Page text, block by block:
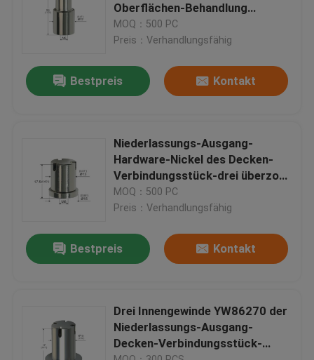
Videos
Über uns
Qualitätskontrolle
Fordern Sie ein Zitat
Flugzeug-Kabel-Greifer
Justierbares Kabel-Greifer
Oberflächen-Behandlung
12*26mm YW86272
MOQ：500 PC
Preis：Verhandlungsfähig
Bestpreis Kontakt
Niederlassungs-Ausgang-
Hardware-Nickel des Decken-
Verbindungsstück-drei überzog
YW86271
MOQ：500 PC
Preis：Verhandlungsfähig
Bestpreis Kontakt
Drei Innengewinde YW86270 der
Niederlassungs-Ausgang-
Decken-Verbindungsstück-